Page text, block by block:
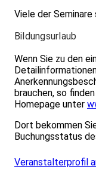
Viele der Seminare
Bildungsurlaub
Wenn Sie zu den
brauchen, so
Homepage unter
Dort bekommen
Buchungsstatus
Veranstalterprofil